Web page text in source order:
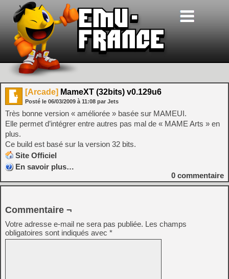
[Arcade] MameXT (32bits) v0.129u6
Posté le 06/03/2009 à 11:08 par Jets
Très bonne version « améliorée » basée sur MAMEUI.
Elle permet d’intégrer entre autres pas mal de « MAME Arts » en
plus.
Ce build est basé sur la version 32 bits.
Site Officiel
En savoir plus…
0 commentaire
Commentaire ¬
Votre adresse e-mail ne sera pas publiée. Les champs
obligatoires sont indiqués avec *